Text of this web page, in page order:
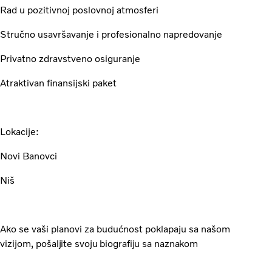
Rad u pozitivnoj poslovnoj atmosferi
Stručno usavršavanje i profesionalno napredovanje
Privatno zdravstveno osiguranje
Atraktivan finansijski paket
Lokacije:
Novi Banovci
Niš
Ako se vaši planovi za budućnost poklapaju sa našom
vizijom, pošaljite svoju biografiju sa naznakom